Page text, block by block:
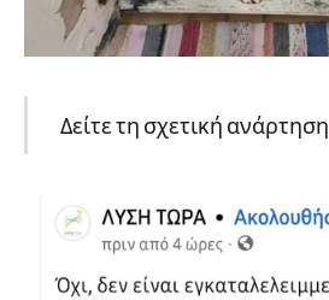
Δείτε τη σχετική ανάρτηση